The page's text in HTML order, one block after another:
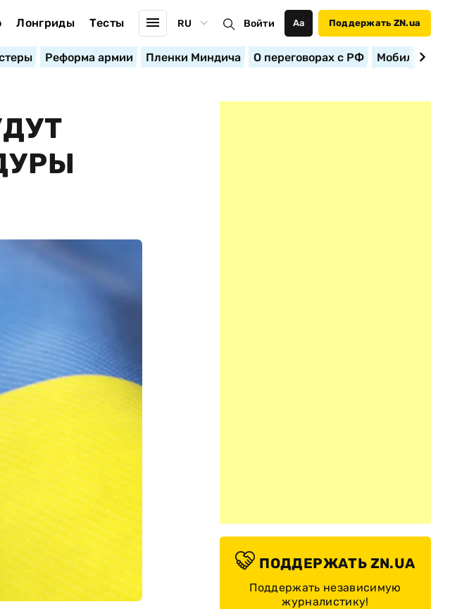
Лонгриды Тесты RU Войти Аа Поддержать ZN.ua
Реформа армии Пленки Миндича О переговорах с РФ
ПОДДЕРЖАТЬ ZN.UA
Поддержать независимую
журналистику!